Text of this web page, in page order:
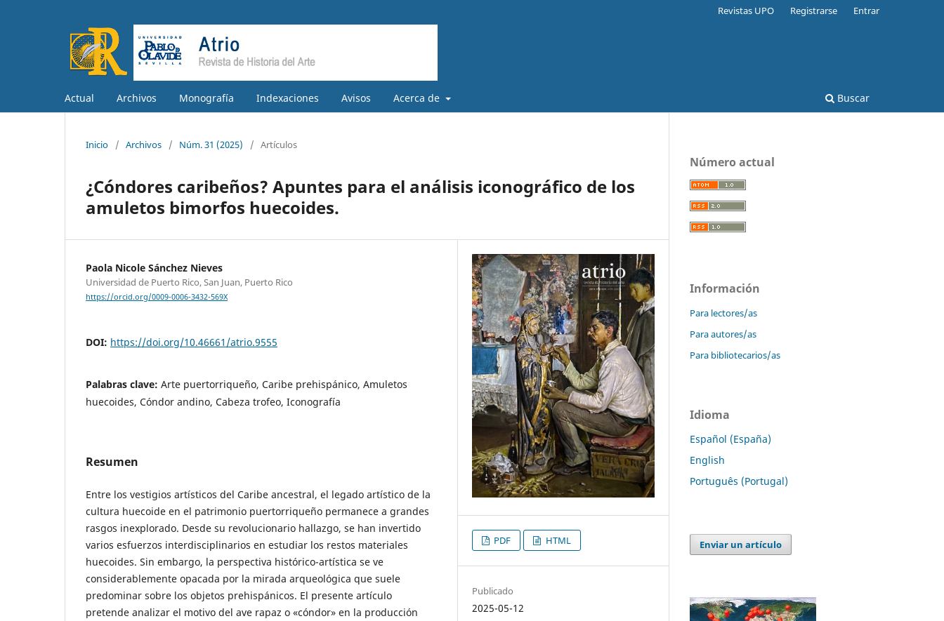
Actual Archivos Monografía Indexaciones Avisos Acerca de Buscar
Revistas UPO Registrarse Entrar
Inicio / Archivos / Núm. 31 (2025) / Artículos
¿Cóndores caribeños? Apuntes para el análisis iconográfico de los
amuletos bimorfos huecoides.
Paola Nicole Sánchez Nieves
Universidad de Puerto Rico, San Juan, Puerto Rico
https://orcid.org/0009-0006-3432-569X
DOI: https://doi.org/10.46661/atrio.9555
Palabras clave: Arte puertorriqueño, Caribe prehispánico, Amuletos
huecoides, Cóndor andino, Cabeza trofeo, Iconografía
Resumen
Entre los vestigios artísticos del Caribe ancestral, el legado artístico de la
cultura huecoide en el patrimonio puertorriqueño permanece a grandes
rasgos inexplorado. Desde su revolucionario hallazgo, se han invertido
varios esfuerzos interdisciplinarios en estudiar los restos materiales
huecoides. Sin embargo, la perspectiva histórico-artística se ve
considerablemente opacada por la mirada arqueológica que suele
predominar sobre los objetos prehispánicos. El presente artículo
pretende analizar el motivo del ave rapaz o «cóndor» en la producción
PDF HTML
Publicado
2025-05-12
Número actual
Información
Para lectores/as
Para autores/as
Para bibliotecarios/as
Idioma
Español (España)
English
Português (Portugal)
Enviar un artículo